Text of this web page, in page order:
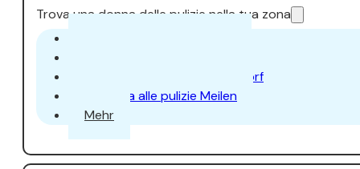
Trova una donna delle pulizie nella tua zona
Addetta alle pulizie Dübendorf
Addetta alle pulizie Meilen
Mehr